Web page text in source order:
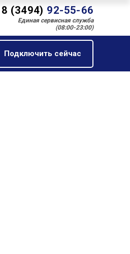
8 (3494) 92-55-66
Единая сервисная служба
(08:00-23:00)
Подключить сейчас